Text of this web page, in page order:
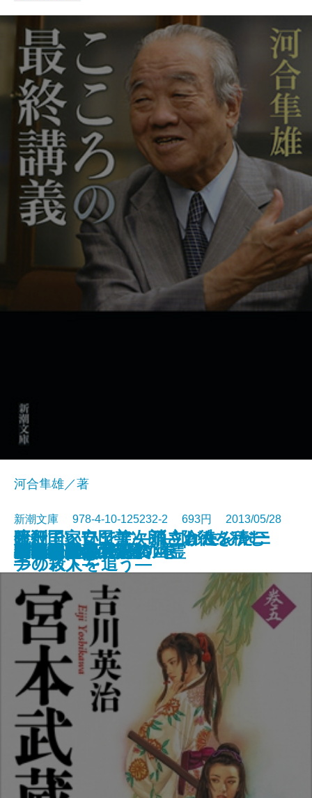
半島の密使〔上〕
半島の密使〔下〕
禁猟区
Kiss
三国志(七) 望蜀の巻
暗殺国家ロシア―消されたジャー
ナリストを追う―
銀行王 安田善次郎―陰徳を積む
―
撃てない警官
パスタマシーンの幽霊
こころの最終講義
河合隼雄／著
新潮文庫 978-4-10-125232-2 693円 2013/05/28
文庫電子書籍あり
宮本武蔵(五)
夏の水の半魚人
死刑でいいです―孤立が生んだ二
つの殺人―
居酒屋百名山
晴子情歌〔上〕
晴子情歌〔下〕
三国志(六) 赤壁の巻
新徴組
橘花抄
下天を謀る〔上〕